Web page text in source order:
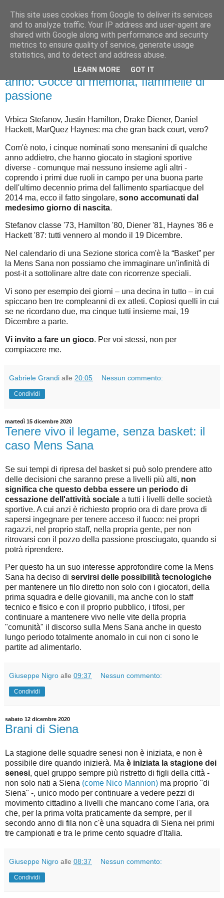
Palla al cerchio
venerdì 18 dicembre 2020
Storia da Grandi - Bonus Track di fine
anno: Gocce di memoria, fiammelle di
passione
Vrbica Stefanov, Justin Hamilton, Drake Diener, Daniel
Hackett, MarQuez Haynes: ma che gran back court, vero?
Com'è noto, i cinque nominati sono mensanini di qualche
anno addietro, che hanno giocato in stagioni sportive
diverse - comunque mai nessuno insieme agli altri -
coprendo i primi due ruoli in campo per una buona parte
dell'ultimo decennio prima del fallimento spartiacque del
2014 ma, ecco il fatto singolare, sono accomunati dal
medesimo giorno di nascita.
Stefanov classe '73, Hamilton '80, Diener '81, Haynes '86 e
Hackett '87: tutti vennero al mondo il 19 Dicembre.
Nel calendario di una Sezione storica com'è la “Basket” per
la Mens Sana non possiamo che immaginare un'infinità di
post-it a sottolinare altre date con ricorrenze speciali.
Vi sono per esempio dei giorni – una decina in tutto – in cui
spiccano ben tre compleanni di ex atleti. Copiosi quelli in cui
se ne ricordano due, ma cinque tutti insieme mai, 19
Dicembre a parte.
Vi invito a fare un gioco. Per voi stessi, non per
compiacere me.
Gabriele Grandi alle 20:05 Nessun commento:
Condividi
martedì 15 dicembre 2020
Tenere vivo il legame, senza basket: il
caso Mens Sana
Se sui tempi di ripresa del basket si può solo prendere atto
delle decisioni che saranno prese a livelli più alti, non
significa che questo debba essere un periodo di
cessazione dell'attività sociale a tutti i livelli delle società
sportive. A cui anzi è richiesto proprio ora di dare prova di
sapersi ingegnare per tenere acceso il fuoco: nei propri
ragazzi, nel proprio staff, nella propria gente, per non
ritrovarsi con il pozzo della passione prosciugato, quando si
potrà riprendere.
Per questo ha un suo interesse approfondire come la Mens
Sana ha deciso di servirsi delle possibilità tecnologiche
per mantenere un filo diretto non solo con i giocatori, della
prima squadra e delle giovanili, ma anche con lo staff
tecnico e fisico e con il proprio pubblico, i tifosi, per
continuare a mantenere vivo nelle vite della propria
"comunità" il discorso sulla Mens Sana anche in questo
lungo periodo totalmente anomalo in cui non ci sono le
partite ad alimentarlo.
Giuseppe Nigro alle 09:37 Nessun commento:
Condividi
sabato 12 dicembre 2020
Brani di Siena
La stagione delle squadre senesi non è iniziata, e non è
possibile dire quando inizierà. Ma è iniziata la stagione dei
senesi, quel gruppo sempre più ristretto di figli della città -
non solo nati a Siena (come Nico Mannion) ma proprio "di
Siena" -, unico modo per continuare a vedere pezzi di
movimento cittadino a livelli che mancano come l'aria, ora
che, per la prima volta praticamente da sempre, per il
secondo anno di fila non c'è una squadra di Siena nei primi
tre campionati e tra le prime cento squadre d'Italia.
Giuseppe Nigro alle 08:37 Nessun commento:
Condividi
This site uses cookies from Google to deliver its services
and to analyze traffic. Your IP address and user-agent are
shared with Google along with performance and security
metrics to ensure quality of service, generate usage
statistics, and to detect and address abuse.
LEARN MORE GOT IT